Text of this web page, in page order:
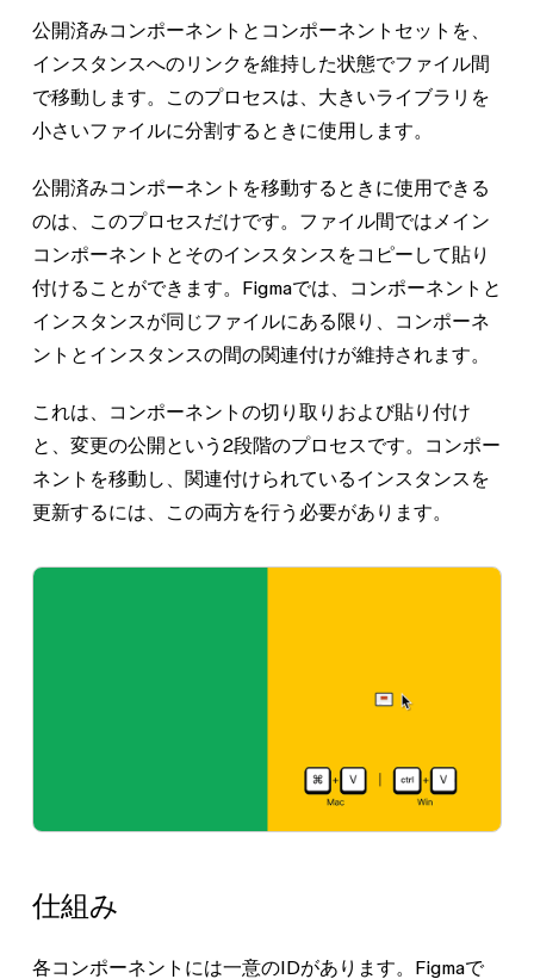
公開済みコンポーネントとコンポーネントセットを、
インスタンスへのリンクを維持した状態でファイル間
で移動します。このプロセスは、大きいライブラリを
小さいファイルに分割するときに使用します。
公開済みコンポーネントを移動するときに使用できる
のは、このプロセスだけです。ファイル間ではメイン
コンポーネントとそのインスタンスをコピーして貼り
付けることができます。Figmaでは、コンポーネントと
インスタンスが同じファイルにある限り、コンポーネ
ントとインスタンスの間の関連付けが維持されます。
これは、コンポーネントの切り取りおよび貼り付け
と、変更の公開という2段階のプロセスです。コンポー
ネントを移動し、関連付けられているインスタンスを
更新するには、この両方を行う必要があります。
仕組み
各コンポーネントには一意のIDがあります。Figmaで